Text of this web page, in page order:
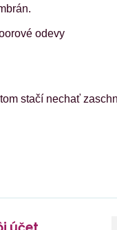
odevy
stačí nechať